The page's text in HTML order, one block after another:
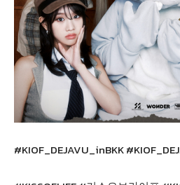
#KIOF_DEJAVU_inBKK